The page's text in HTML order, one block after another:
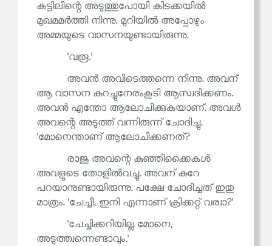
കട്ടിലിന്റെ അടുത്തുപോയി കിടക്കയിൽ
മുഖമമർത്തി നിന്നു. മുറിയിൽ അപ്പോഴും
അമ്മയുടെ വാസനയുണ്ടായിരുന്നു.
'വരൂ.'
അവൻ അവിടെത്തന്നെ നിന്നു. അവന്
ആ വാസന കുറച്ചുനേരംകൂടി ആസ്വദിക്കണം.
അവൻ എന്തോ ആലോചിക്കുകയാണ്. അവൾ
അവന്റെ അടുത്ത് വന്നിരുന്ന് ചോദിച്ചു.
'മോനെന്താണ് ആലോചിക്കണത്?
രാജു അവന്റെ കുഞ്ഞിക്കൈകൾ
അവളുടെ തോളിൽവച്ചു. അവന് കുറേ
പറയാനുണ്ടായിരുന്നു. പക്ഷേ ചോദിച്ചത് ഇതു
മാത്രം. 'ചേച്ചീ, ഇനി എന്നാണ് ക്രിക്കറ്റ് വര്വാ?'
'ചേച്ചിക്കറിയില്ല മോനെ,
അടുത്ത്വന്നെണ്ടാവും.'